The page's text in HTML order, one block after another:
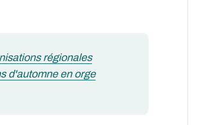
régionales
d'automne en orge